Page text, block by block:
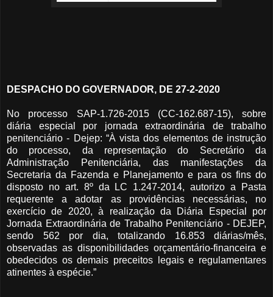
DESPACHO DO GOVERNADOR, DE 27-2-2020
No processo SAP-1.726-2015 (CC-162.687-15), sobre
diária especial por jornada extraordinária de trabalho
penitenciário - Dejep: “À vista dos elementos de instrução
do processo, da representação do Secretário da
Administração Penitenciária, das manifestações da
Secretaria da Fazenda e Planejamento e para os fins do
disposto no art. 8º da LC 1.247-2014, autorizo a Pasta
requerente a adotar as providências necessárias, no
exercício de 2020, à realização da Diária Especial por
Jornada Extraordinária de Trabalho Penitenciário - DEJEP,
sendo 562 por dia, totalizando 16.853 diárias/mês,
observadas as disponibilidades orçamentário-financeira e
obedecidos os demais preceitos legais e regulamentares
atinentes à espécie.”